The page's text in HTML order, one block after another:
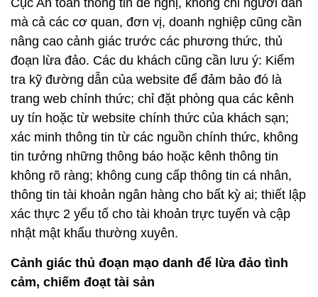
mà cả các cơ quan, đơn vị, doanh nghiệp cũng cần
nâng cao cảnh giác trước các phương thức, thủ
đoạn lừa đảo. Các du khách cũng cần lưu ý: Kiểm
tra kỹ đường dẫn của website để đảm bảo đó là
trang web chính thức; chỉ đặt phòng qua các kênh
uy tín hoặc từ website chính thức của khách sạn;
xác minh thông tin từ các nguồn chính thức, không
tin tưởng những thông báo hoặc kênh thông tin
không rõ ràng; không cung cấp thông tin cá nhân,
thông tin tài khoản ngân hàng cho bất kỳ ai; thiết lập
xác thực 2 yếu tố cho tài khoản trực tuyến và cập
nhật mật khẩu thường xuyên.
Cảnh giác thủ đoạn mạo danh để lừa đảo tình
cảm, chiếm đoạt tài sản